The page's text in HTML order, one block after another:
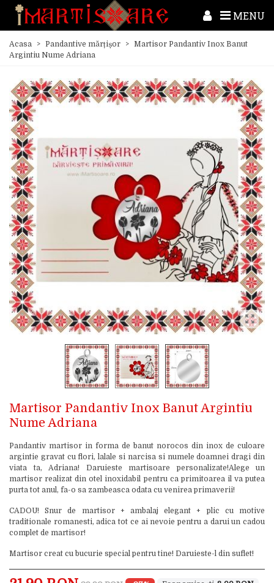
MENU
Acasa > Pandantive mărțișor > Martisor Pandantiv Inox Banut
Argintiu Nume Adriana
Martisor Pandantiv Inox Banut Argintiu
Nume Adriana
Pandantiv martisor in forma de banut norocos din inox de culoare
argintie gravat cu flori, lalale si narcisa si numele doamnei dragi din
viata ta, Adriana! Daruieste martisoare personalizate!Alege un
martisor realizat din otel inoxidabil pentru ca primitoarea il va putea
purta tot anul, fa-o sa zambeasca odata cu venirea primaverii!
CADOU! Snur de martisor + ambalaj elegant + plic cu motive
traditionale romanesti, adica tot ce ai nevoie pentru a darui un cadou
complet de martisor!
Martisor creat cu bucurie special pentru tine! Daruieste-l din suflet!